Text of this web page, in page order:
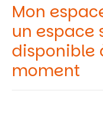
Mon
un espace
disponible
moment